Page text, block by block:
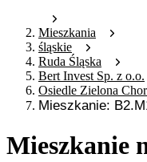
Mieszkania
śląskie
Ruda Śląska
Bert Invest Sp. z o.o.
Osiedle Zielona
Mieszkanie:
Mieszkanie